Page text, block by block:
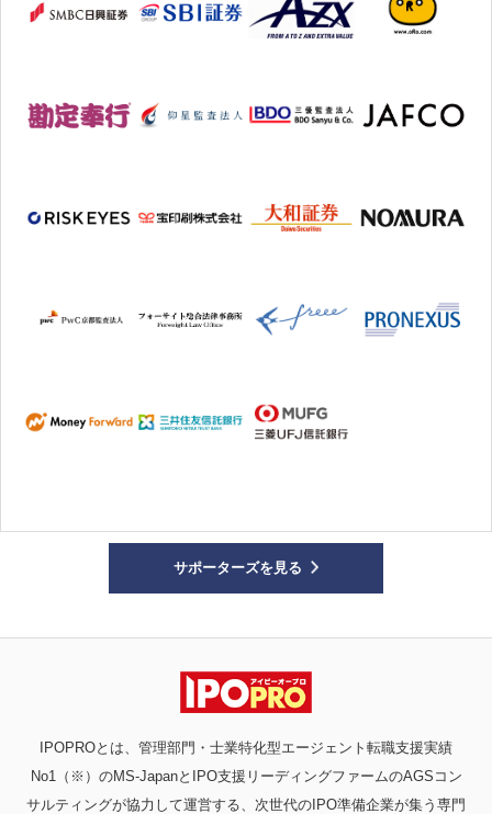
サポーターズを見る
IPOPROとは、管理部門・士業特化型エージェント転職支援実績
No1（※）のMS-JapanとIPO支援リーディングファームのAGSコン
サルティングが協力して運営する、次世代のIPO準備企業が集う専門